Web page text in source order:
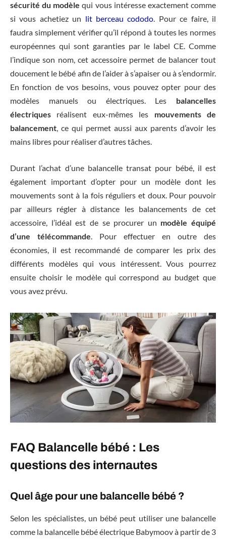
sécurité du modèle qui vous intéresse exactement comme
si vous achetiez un lit berceau cododo. Pour ce faire, il
faudra simplement vérifier qu’il répond à toutes les normes
européennes qui sont garanties par le label CE. Comme
l’indique son nom, cet accessoire permet de balancer tout
doucement le bébé afin de l’aider à s’apaiser ou à s’endormir.
En fonction de vos besoins, vous pouvez opter pour des
modèles manuels ou électriques. Les balancelles
électriques réalisent eux-mêmes les mouvements de
balancement, ce qui permet aussi aux parents d’avoir les
mains libres pour réaliser d’autres tâches.
Durant l’achat d’une balancelle transat pour bébé, il est
également important d’opter pour un modèle dont les
mouvements sont à la fois réguliers et doux. Pour pouvoir
par ailleurs régler à distance les balancements de cet
accessoire, l’idéal est de se procurer un modèle équipé
d’une télécommande. Pour effectuer en outre des
économies, il est recommandé de comparer les prix des
différents modèles qui vous intéressent. Vous pourrez
ensuite choisir le modèle qui correspond au budget que
vous avez prévu.
FAQ Balancelle bébé : Les
questions des internautes
Quel âge pour une balancelle bébé ?
Selon les spécialistes, un bébé peut utiliser une balancelle
comme la balancelle bébé électrique Babymoov à partir de 3